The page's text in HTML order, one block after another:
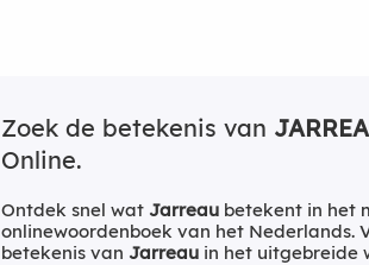
Zoek de betekenis van
Online.
Ontdek snel wat Jarreau betekent in het
onlinewoordenboek van het Nederlands.
betekenis van Jarreau in het uitgebreide